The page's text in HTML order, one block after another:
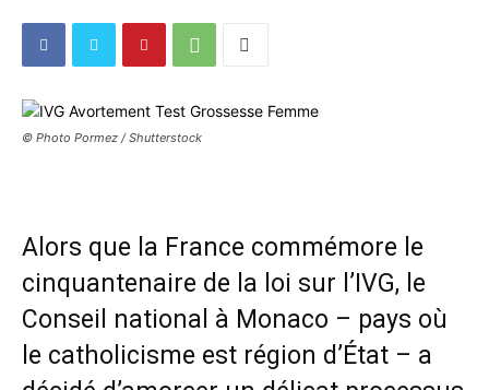
© Photo Pormez / Shutterstock
Alors que la France commémore le
cinquantenaire de la loi sur l’IVG, le
Conseil national à Monaco – pays où
le catholicisme est région d’État – a